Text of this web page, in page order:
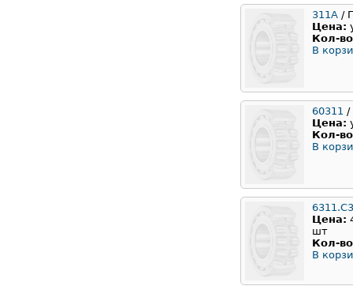
311А /
Цена:
Кол-
В
60311 /
Цена:
Кол-
В
6311.C3
Цена:
шт
Кол-
В